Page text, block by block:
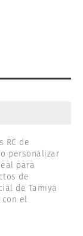
RC de
personalizar
para
de
de Tamiya
el